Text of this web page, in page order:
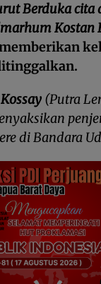
Berduka cita
Kostan
(Putra
di Bandara